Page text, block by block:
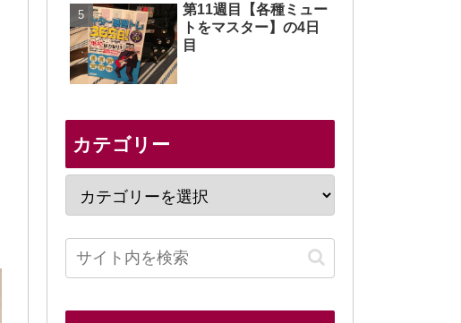
第11週目【各種ミュー
トをマスター】の4日
目
カテゴリー